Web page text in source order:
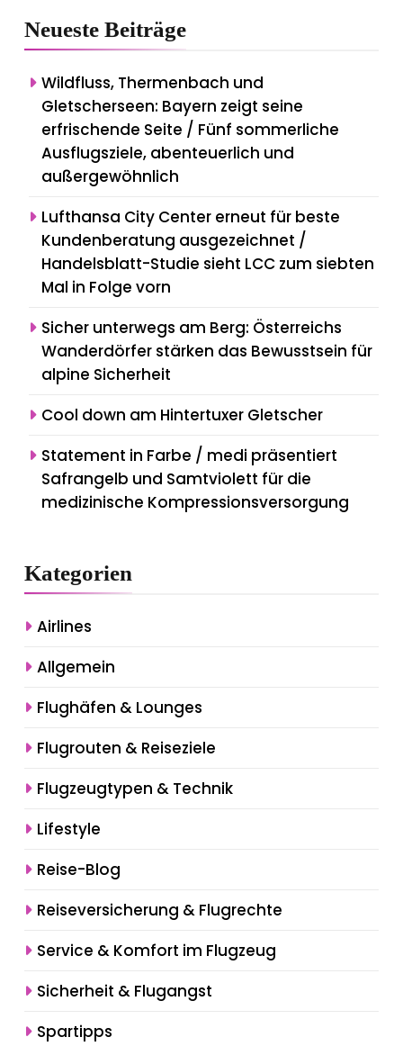
Neueste Beiträge
Wildfluss, Thermenbach und
Gletscherseen: Bayern zeigt seine
erfrischende Seite / Fünf sommerliche
Ausflugsziele, abenteuerlich und
außergewöhnlich
Lufthansa City Center erneut für beste
Kundenberatung ausgezeichnet /
Handelsblatt-Studie sieht LCC zum siebten
Mal in Folge vorn
Sicher unterwegs am Berg: Österreichs
Wanderdörfer stärken das Bewusstsein für
alpine Sicherheit
Cool down am Hintertuxer Gletscher
Statement in Farbe / medi präsentiert
Safrangelb und Samtviolett für die
medizinische Kompressionsversorgung
Kategorien
Airlines
Allgemein
Flughäfen & Lounges
Flugrouten & Reiseziele
Flugzeugtypen & Technik
Lifestyle
Reise-Blog
Reiseversicherung & Flugrechte
Service & Komfort im Flugzeug
Sicherheit & Flugangst
Spartipps